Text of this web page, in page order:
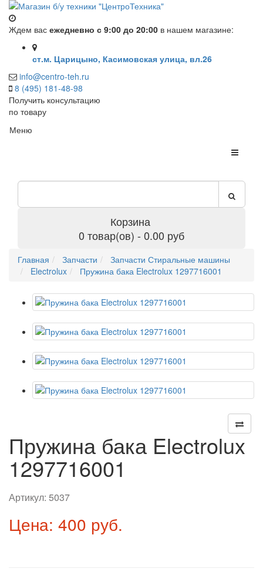
Ждем вас ежедневно с 9:00 до 20:00 в нашем магазине:
ст.м. Царицыно, Касимовская улица, вл.26
info@centro-teh.ru
8 (495) 181-48-98
Получить консультацию
по товару
Меню
Корзина
0 товар(ов) - 0.00 руб
Главная Запчасти
Запчасти Стиральные машины
Electrolux
Пружина бака Electrolux 1297716001
Пружина бака Electrolux
1297716001
Артикул: 5037
Цена: 400 руб.